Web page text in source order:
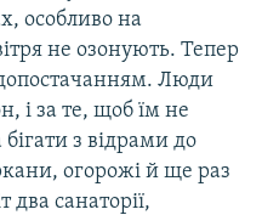
особливо на
не озонують. Тепер
Люди
і за те, щоб їм не
з відрами до
огорожі й ще раз
санаторії,